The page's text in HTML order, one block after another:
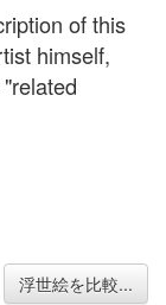
of this
himself,
浮世絵を比較...